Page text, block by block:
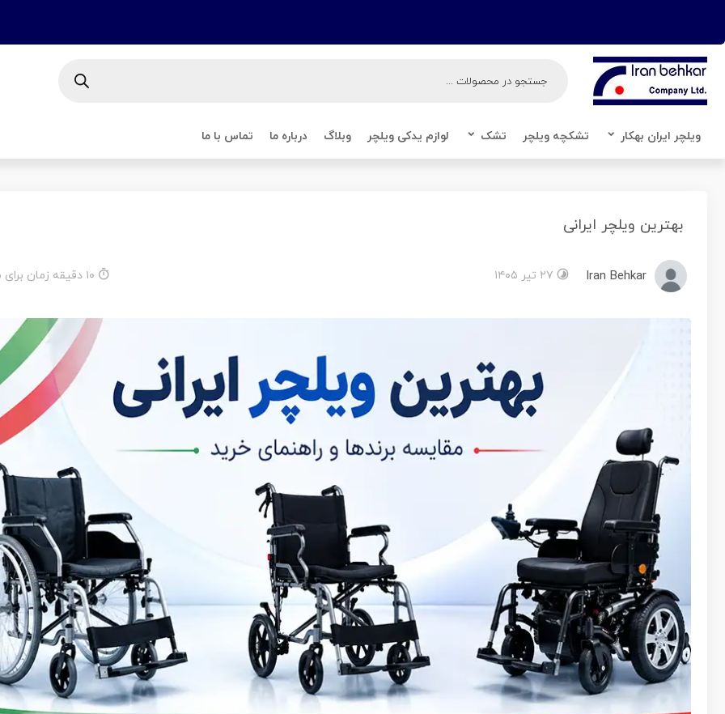
برای اطلاع از آخرین قیمت ها و موجودی ها و راهنمایی و پشتیبانی با شماره های " ۰۹۲۰۳۶۱۴۵۰۶ - ۶۶۴۰۹۲۲۹" تماس حاصل نمائید.
ویلچر ایران بهکار تشکچه ویلچر تشک لوازم یدکی ویلچر وبلاگ درباره ما تماس با ما
بهترین ویلچر ایرانی
Iran Behkar ۲۷ تیر ۱۴۰۵ ۱۰ دقیقه زمان برای مطالعه